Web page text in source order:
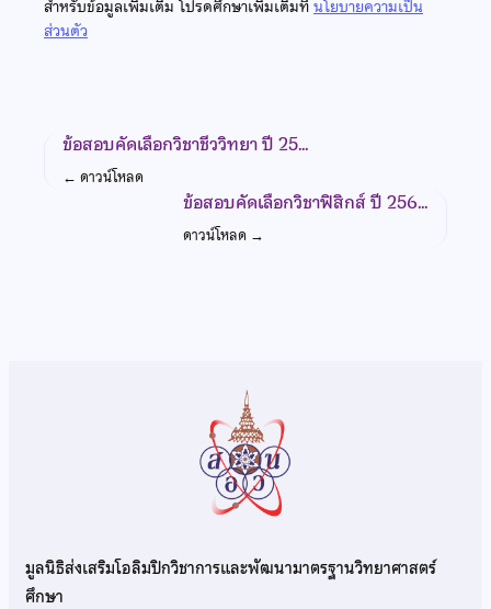
สำหรับข้อมูลเพิ่มเติม โปรดศึกษาเพิ่มเติมที่นโยบายความเป็น
ส่วนตัว
ข้อสอบคัดเลือกวิชาชีววิทยา ปี 25…
← ดาวน์โหลด
ข้อสอบคัดเลือกวิชาฟิสิกส์ ปี 256…
ดาวน์โหลด →
มูลนิธิส่งเสริมโอลิมปิกวิชาการและพัฒนามาตรฐานวิทยาศาสตร์
ศึกษา